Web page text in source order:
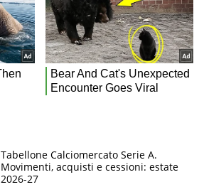
Tabellone Calciomercato Serie A.
Movimenti, acquisti e cessioni: estate
2026-27